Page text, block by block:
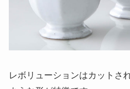
レボリューションはカットさ